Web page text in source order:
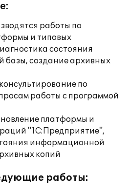
работы по
и типовых
состояния
создание архивных
по
работы с программой
платформы и
"1С:Предприятие",
информационной
копий
работы: